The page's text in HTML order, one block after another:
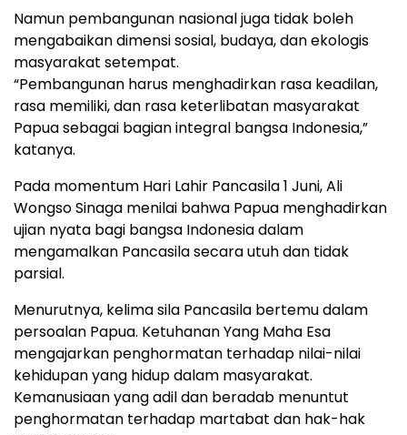
Namun pembangunan nasional juga tidak boleh
mengabaikan dimensi sosial, budaya, dan ekologis
masyarakat setempat.
“Pembangunan harus menghadirkan rasa keadilan,
rasa memiliki, dan rasa keterlibatan masyarakat
Papua sebagai bagian integral bangsa Indonesia,”
katanya.
Pada momentum Hari Lahir Pancasila 1 Juni, Ali
Wongso Sinaga menilai bahwa Papua menghadirkan
ujian nyata bagi bangsa Indonesia dalam
mengamalkan Pancasila secara utuh dan tidak
parsial.
Menurutnya, kelima sila Pancasila bertemu dalam
persoalan Papua. Ketuhanan Yang Maha Esa
mengajarkan penghormatan terhadap nilai-nilai
kehidupan yang hidup dalam masyarakat.
Kemanusiaan yang adil dan beradab menuntut
penghormatan terhadap martabat dan hak-hak